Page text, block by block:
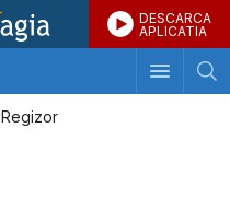
DESCARCA
APLICATIA
Regizor